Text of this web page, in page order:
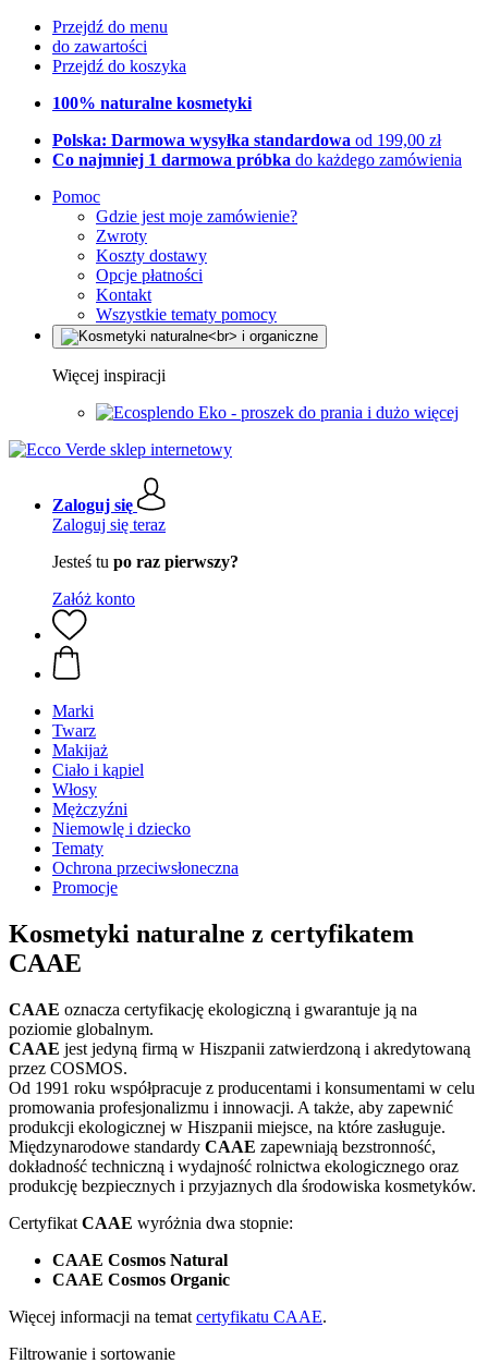
Przejdź do menu
do zawartości
Przejdź do koszyka
100% naturalne kosmetyki
Polska: Darmowa wysyłka standardowa od 199,00 zł
Co najmniej 1 darmowa próbka do każdego zamówienia
Pomoc
Gdzie jest moje zamówienie?
Zwroty
Koszty dostawy
Opcje płatności
Kontakt
Wszystkie tematy pomocy
Więcej inspiracji
Eko - proszek do prania i dużo więcej
Zaloguj się
Zaloguj się teraz
Jesteś tu po raz pierwszy?
Załóż konto
Marki
Twarz
Makijaż
Ciało i kąpiel
Włosy
Mężczyźni
Niemowlę i dziecko
Tematy
Ochrona przeciwsłoneczna
Promocje
Kosmetyki naturalne z certyfikatem
CAAE
CAAE oznacza certyfikację ekologiczną i gwarantuje ją na
poziomie globalnym.
CAAE jest jedyną firmą w Hiszpanii zatwierdzoną i akredytowaną
przez COSMOS.
Od 1991 roku współpracuje z producentami i konsumentami w celu
promowania profesjonalizmu i innowacji. A także, aby zapewnić
produkcji ekologicznej w Hiszpanii miejsce, na które zasługuje.
Międzynarodowe standardy CAAE zapewniają bezstronność,
dokładność techniczną i wydajność rolnictwa ekologicznego oraz
produkcję bezpiecznych i przyjaznych dla środowiska kosmetyków.
Certyfikat CAAE wyróżnia dwa stopnie:
CAAE Cosmos Natural
CAAE Cosmos Organic
Więcej informacji na temat certyfikatu CAAE.
Filtrowanie i sortowanie